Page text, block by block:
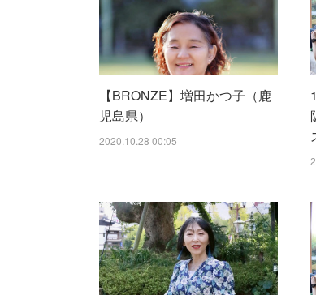
【BRONZE】増田かつ子（鹿
児島県）
2020.10.28 00:05